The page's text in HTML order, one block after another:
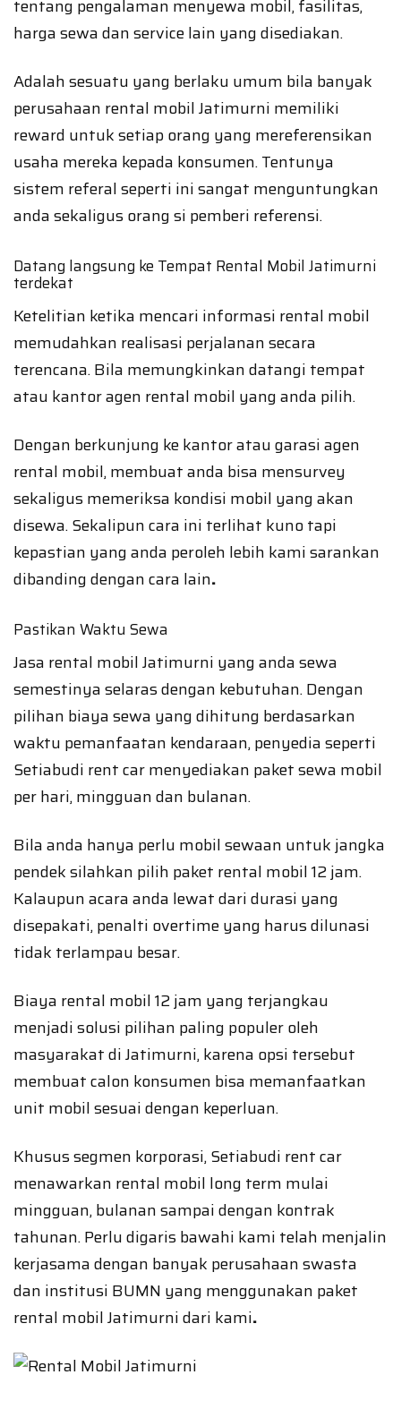
tentang pengalaman menyewa mobil, fasilitas,
harga sewa dan service lain yang disediakan.
Adalah sesuatu yang berlaku umum bila banyak
perusahaan rental mobil Jatimurni memiliki
reward untuk setiap orang yang mereferensikan
usaha mereka kepada konsumen. Tentunya
sistem referal seperti ini sangat menguntungkan
anda sekaligus orang si pemberi referensi.
Datang langsung ke Tempat Rental Mobil Jatimurni
terdekat
Ketelitian ketika mencari informasi rental mobil
memudahkan realisasi perjalanan secara
terencana. Bila memungkinkan datangi tempat
atau kantor agen rental mobil yang anda pilih.
Dengan berkunjung ke kantor atau garasi agen
rental mobil, membuat anda bisa mensurvey
sekaligus memeriksa kondisi mobil yang akan
disewa. Sekalipun cara ini terlihat kuno tapi
kepastian yang anda peroleh lebih kami sarankan
dibanding dengan cara lain.
Pastikan Waktu Sewa
Jasa rental mobil Jatimurni yang anda sewa
semestinya selaras dengan kebutuhan. Dengan
pilihan biaya sewa yang dihitung berdasarkan
waktu pemanfaatan kendaraan, penyedia seperti
Setiabudi rent car menyediakan paket sewa mobil
per hari, mingguan dan bulanan.
Bila anda hanya perlu mobil sewaan untuk jangka
pendek silahkan pilih paket rental mobil 12 jam.
Kalaupun acara anda lewat dari durasi yang
disepakati, penalti overtime yang harus dilunasi
tidak terlampau besar.
Biaya rental mobil 12 jam yang terjangkau
menjadi solusi pilihan paling populer oleh
masyarakat di Jatimurni, karena opsi tersebut
membuat calon konsumen bisa memanfaatkan
unit mobil sesuai dengan keperluan.
Khusus segmen korporasi, Setiabudi rent car
menawarkan rental mobil long term mulai
mingguan, bulanan sampai dengan kontrak
tahunan. Perlu digaris bawahi kami telah menjalin
kerjasama dengan banyak perusahaan swasta
dan institusi BUMN yang menggunakan paket
rental mobil Jatimurni dari kami.